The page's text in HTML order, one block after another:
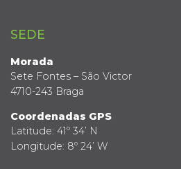
SEDE
Morada
Sete Fontes – São Victor
4710-243 Braga
Coordenadas GPS
Latitude: 41º 34’ N
Longitude: 8º 24’ W